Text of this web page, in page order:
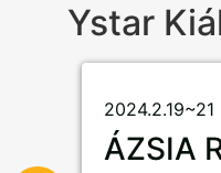
Ystar
2024.2.19~21
ÁZSIA